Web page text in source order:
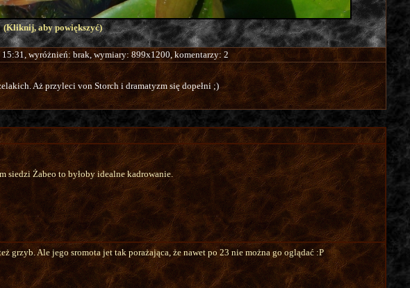
(Kliknij, aby powiększyć)
wyróżnień: brak, wymiary: 899x1200, komentarzy: 2
Aż przyleci von Storch i dramatyzm się dopełni ;)
siedzi Żabeo to byłoby idealne kadrowanie.
grzyb. Ale jego sromota jet tak porażająca, że nawet po 23 nie można go oglądać :P